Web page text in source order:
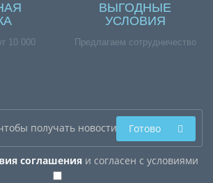
10 000
ВЫГОДНЫЕ
УСЛОВИЯ
Предлагаем сотрудничество
соглашенияи согласен с условиями
Готово